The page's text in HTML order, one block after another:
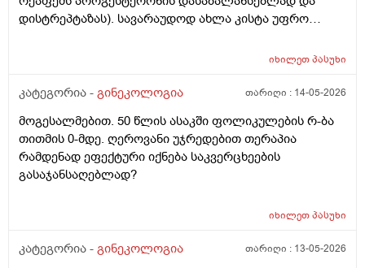
დისტრეპტაზას). სავარაუდოდ ახლა კისტა უფრო
ვიზიტი) მსურს აპარატული მასაჟის - ენდოსფერო
კეთდება და ვიბრაციის მეშვეობით აუმჯობესებს
მაინტერესებს, მუცლის არეზე დასაშვებია ეს
პროცედურა?
იხილეთპასუხი
კატეგორია - გინეკოლოგია თარიღი : 14-05-2026
მოგესალმებით. 50 წლის ასაკში ფოლიკულების რ-ბა
თითმის 0-მდე. ღეროვანი უჯრედებით თერაპია
რამდენად ეფექტური იქნება საკვერცხეების
გასაჯანსაღებლად?
იხილეთპასუხი
კატეგორია - გინეკოლოგია თარიღი : 13-05-2026